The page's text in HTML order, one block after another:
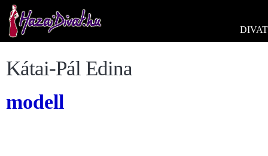
DIVAT
Kátai-Pál Edina
modell